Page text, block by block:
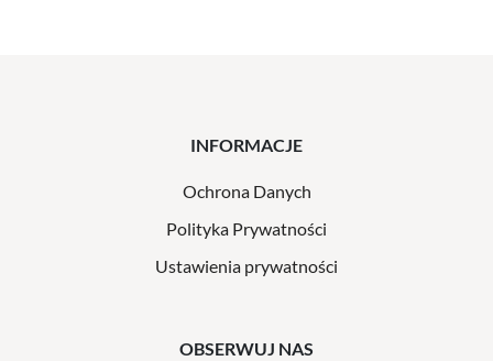
INFORMACJE
Ochrona Danych
Polityka Prywatności
Ustawienia prywatności
OBSERWUJ NAS